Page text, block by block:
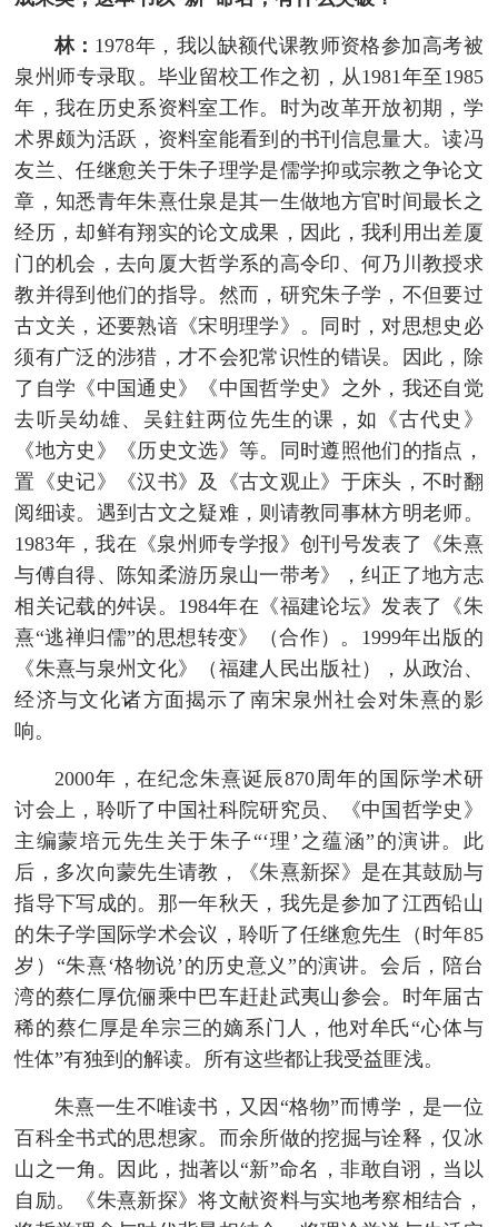
林： 1978年，我以缺额代课教师资格参加高考被
泉州师专录取。毕业留校工作之初，从1981年至1985
年，我在历史系资料室工作。时为改革开放初期，学
术界颇为活跃，资料室能看到的书刊信息量大。读冯
友兰、任继愈关于朱子理学是儒学抑或宗教之争论文
章，知悉青年朱熹仕泉是其一生做地方官时间最长之
经历，却鲜有翔实的论文成果，因此，我利用出差厦
门的机会，去向厦大哲学系的高令印、何乃川教授求
教并得到他们的指导。然而，研究朱子学，不但要过
古文关，还要熟谙《宋明理学》。同时，对思想史必
须有广泛的涉猎，才不会犯常识性的错误。因此，除
了自学《中国通史》《中国哲学史》之外，我还自觉
去听吴幼雄、吴鉒鉒两位先生的课，如《古代史》
《地方史》《历史文选》等。同时遵照他们的指点，
置《史记》《汉书》及《古文观止》于床头，不时翻
阅细读。遇到古文之疑难，则请教同事林方明老师。
1983年，我在《泉州师专学报》创刊号发表了《朱熹
与傅自得、陈知柔游历泉山一带考》，纠正了地方志
相关记载的舛误。1984年在《福建论坛》发表了《朱
熹“逃禅归儒”的思想转变》（合作）。1999年出版的
《朱熹与泉州文化》（福建人民出版社），从政治、
经济与文化诸方面揭示了南宋泉州社会对朱熹的影
响。
2000年，在纪念朱熹诞辰870周年的国际学术研
讨会上，聆听了中国社科院研究员、《中国哲学史》
主编蒙培元先生关于朱子“‘理’之蕴涵”的演讲。此
后，多次向蒙先生请教，《朱熹新探》是在其鼓励与
指导下写成的。那一年秋天，我先是参加了江西铅山
的朱子学国际学术会议，聆听了任继愈先生（时年85
岁）“朱熹‘格物说’的历史意义”的演讲。会后，陪台
湾的蔡仁厚伉俪乘中巴车赶赴武夷山参会。时年届古
稀的蔡仁厚是牟宗三的嫡系门人，他对牟氏“心体与
性体”有独到的解读。所有这些都让我受益匪浅。
朱熹一生不唯读书，又因“格物”而博学，是一位
百科全书式的思想家。而余所做的挖掘与诠释，仅冰
山之一角。因此，拙著以“新”命名，非敢自诩，当以
自励。《朱熹新探》将文献资料与实地考察相结合，